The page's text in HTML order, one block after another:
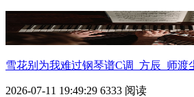
雪花别为我难过钢琴谱C调_方辰_师渡
2026-07-11 19:49:29 6333 阅读